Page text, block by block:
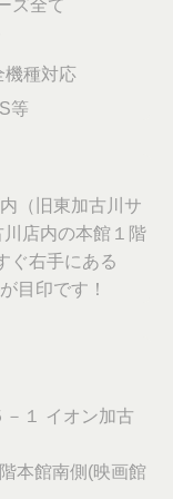
ズ全て
機種対応
等
（旧東加古川サ
店内の本館１階
ぐ右手にある
目印です！
１ イオン加古
本館南側(映画館